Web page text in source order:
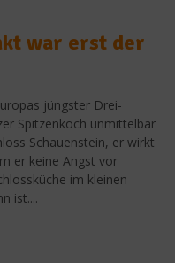
war erst der
jüngster Drei-
Spitzenkoch unmittelbar
Schauenstein, er wirkt
er keine Angst vor
im kleinen
ist....